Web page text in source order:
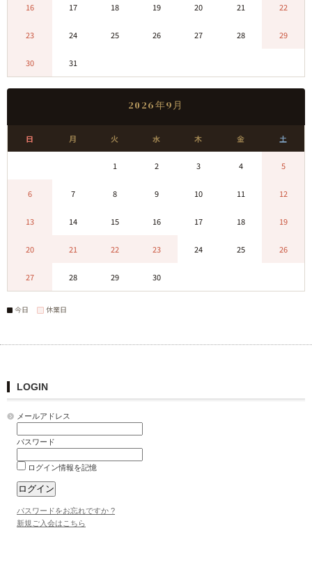
16 17 18 19 20 21 22
23 24 25 26 27 28 29
30 31
2026年9月
日 月 火 水 木 金 土
1 2 3 4 5
6 7 8 9 10 11 12
13 14 15 16 17 18 19
20 21 22 23 24 25 26
27 28 29 30
今日 休業日
LOGIN
メールアドレス
パスワード
ログイン情報を記憶
パスワードをお忘れですか ?
新規ご入会はこちら